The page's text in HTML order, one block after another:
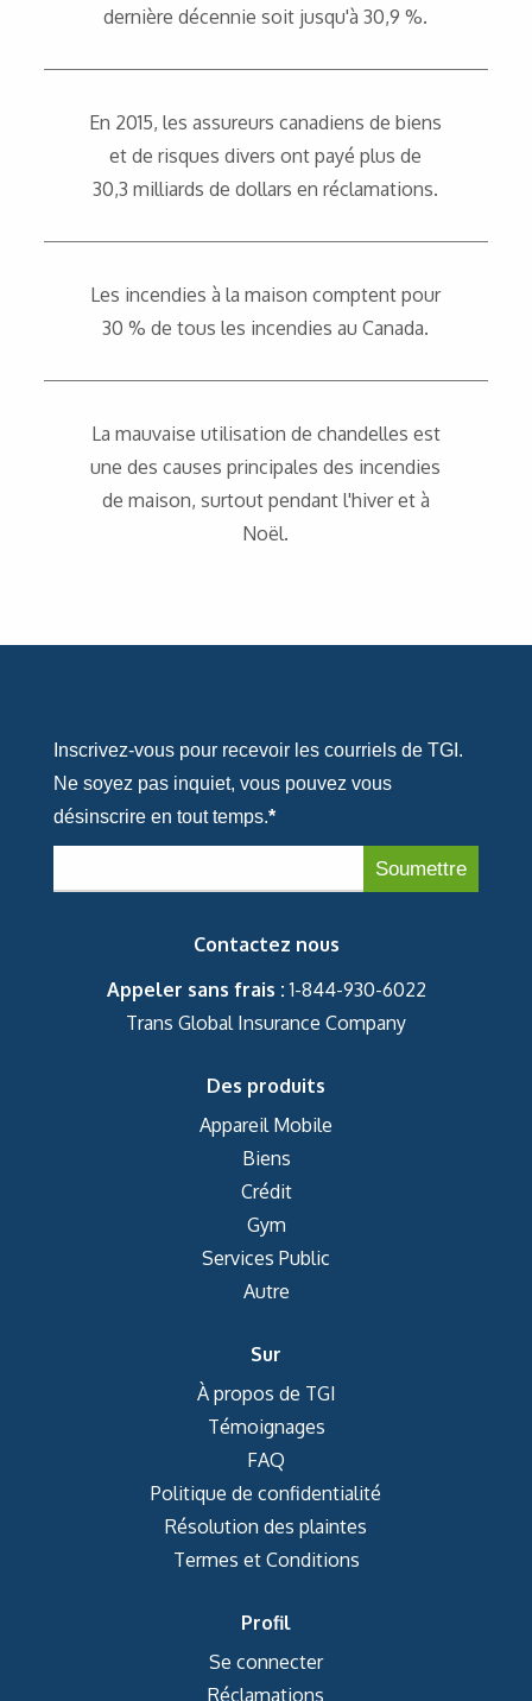
dernière décennie soit jusqu'à 30,9 %.
En 2015, les assureurs canadiens de biens
et de risques divers ont payé plus de
30,3 milliards de dollars en réclamations.
Les incendies à la maison comptent pour
30 % de tous les incendies au Canada.
La mauvaise utilisation de chandelles est
une des causes principales des incendies
de maison, surtout pendant l'hiver et à
Noël.
Inscrivez-vous pour recevoir les courriels de TGI.
Ne soyez pas inquiet, vous pouvez vous
désinscrire en tout temps.*
Contactez nous
Appeler sans frais :1-844-930-6022
Trans Global Insurance Company
Des produits
Appareil Mobile
Biens
Crédit
Gym
Services Public
Autre
Sur
À propos de TGI
Témoignages
FAQ
Politique de confidentialité
Résolution des plaintes
Termes et Conditions
Profil
Se connecter
Réclamations